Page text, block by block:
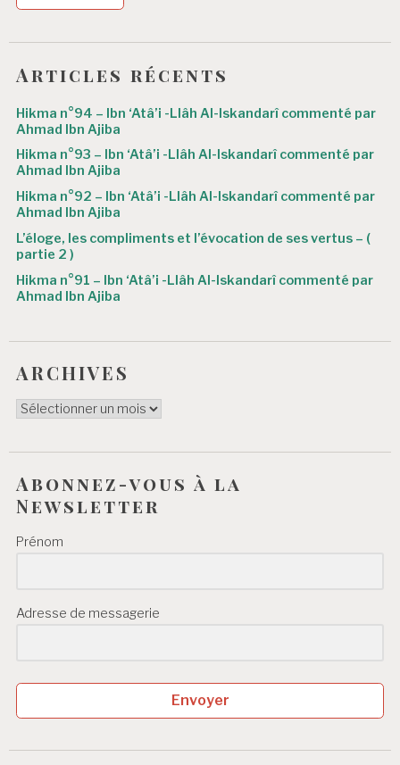
l
’
a
r
t
i
c
l
Articles récents
Hikma n°94 – Ibn ‘Atâ’i -Llâh Al-Iskandarî commenté par
Ahmad Ibn Ajiba
Hikma n°93 – Ibn ‘Atâ’i -Llâh Al-Iskandarî commenté par
Ahmad Ibn Ajiba
Hikma n°92 – Ibn ‘Atâ’i -Llâh Al-Iskandarî commenté par
Ahmad Ibn Ajiba
L’éloge, les compliments et l’évocation de ses vertus – (
partie 2 )
Hikma n°91 – Ibn ‘Atâ’i -Llâh Al-Iskandarî commenté par
Ahmad Ibn Ajiba
ARCHIVES
ARCHIVES
Abonnez-vous à la
Newsletter
Prénom
Adresse de messagerie
Envoyer